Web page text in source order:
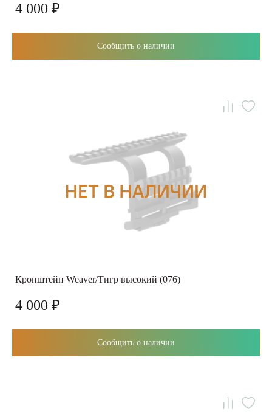
4 000 ₽
Сообщить о наличии
Кронштейн Weaver/Тигр высокий (076)
4 000 ₽
Сообщить о наличии